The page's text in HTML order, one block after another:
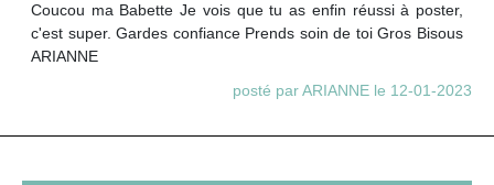
Coucou ma Babette Je vois que tu as enfin réussi à poster,
c'est super. Gardes confiance Prends soin de toi Gros Bisous
ARIANNE
posté par ARIANNE le 12-01-2023